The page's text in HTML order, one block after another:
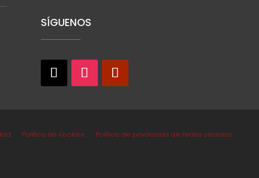
SÍGUENOS
Política de cookies Política de privacidad de redes sociales